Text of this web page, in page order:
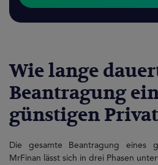
Wie lange
Beantragung
günstigen
Die gesamte Beantragung eines
MrFinan lässt sich in drei Phasen